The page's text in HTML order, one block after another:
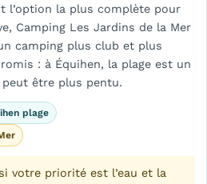
l’option la plus complète pour
Camping Les Jardins de la Mer
camping plus club et plus
: à Équihen, la plage est un
être plus pentu.
plage
votre priorité est l’eau et la